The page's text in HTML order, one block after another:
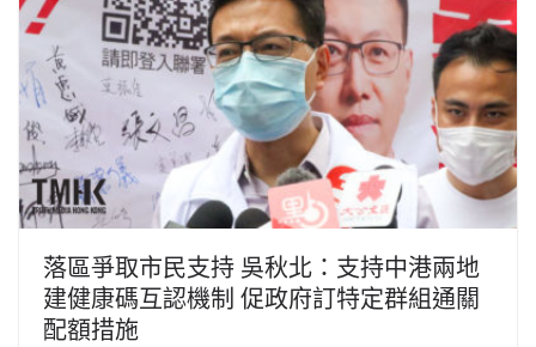
落區爭取市民支持 吳秋北：支持中港兩地
建健康碼互認機制 促政府訂特定群組通關
配額措施